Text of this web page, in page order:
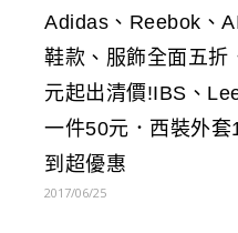
Adidas、Reebok、
鞋款、服飾全面五折
元起出清價!IBS、
一件50元．西裝外
到超優惠
2017/06/25